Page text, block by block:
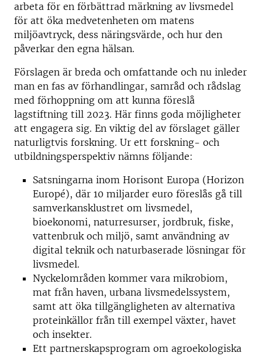
arbeta för en förbättrad märkning av livsmedel
för att öka medvetenheten om matens
miljöavtryck, dess näringsvärde, och hur den
påverkar den egna hälsan.
Förslagen är breda och omfattande och nu inleder
man en fas av förhandlingar, samråd och rådslag
med förhoppning om att kunna föreslå
lagstiftning till 2023. Här finns goda möjligheter
att engagera sig. En viktig del av förslaget gäller
naturligtvis forskning. Ur ett forskning- och
utbildningsperspektiv nämns följande:
Satsningarna inom Horisont Europa (Horizon
Europé), där 10 miljarder euro föreslås gå till
samverkansklustret om livsmedel,
bioekonomi, naturresurser, jordbruk, fiske,
vattenbruk och miljö, samt användning av
digital teknik och naturbaserade lösningar för
livsmedel.
Nyckelområden kommer vara mikrobiom,
mat från haven, urbana livsmedelssystem,
samt att öka tillgängligheten av alternativa
proteinkällor från till exempel växter, havet
och insekter.
Ett partnerskapsprogram om agroekologiska